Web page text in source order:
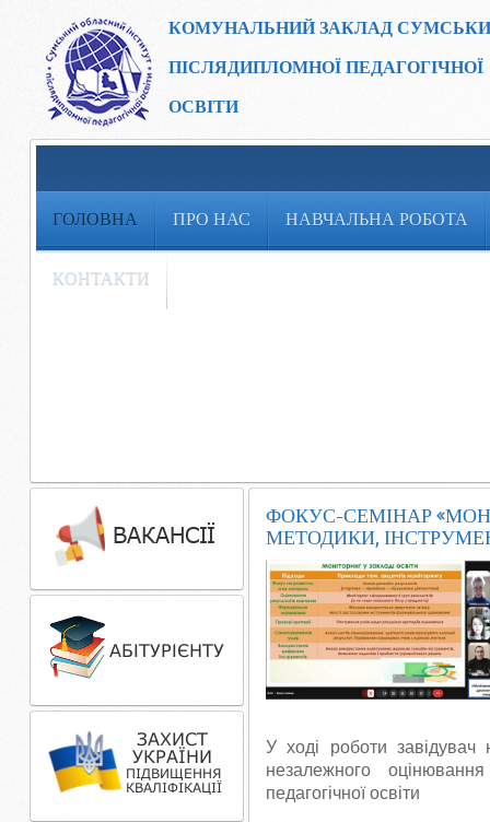
КОМУНАЛЬНИЙ ЗАКЛАД
ПІСЛЯДИПЛОМНОЇ ПЕДАГОГІЧНОЇ
ОСВІТИ
ГОЛОВНА ПРО НАС НАВЧАЛЬНА РОБОТА
КОНТАКТИ
ФОКУС-СЕМІНАР
МЕТОДИКИ,
У ході роботи завідувач
незалежного
педагогічної освіти